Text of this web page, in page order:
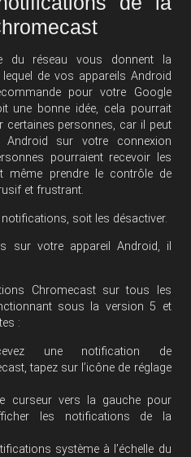
du réseau vous donnent la
lequel de vos appareils Android
pour votre Google
une bonne idée, cela pourrait
certaines personnes, car il peut
sur votre connexion
pourraient recevoir les
même prendre le contrôle de
et frustrant.
soit les désactiver.
sur votre appareil Android, il
Chromecast sur tous les
sous la version 5 et
:
une notification de
tapez sur l’icône de réglage
curseur vers la gauche pour
les notifications de la
système à l’échelle du